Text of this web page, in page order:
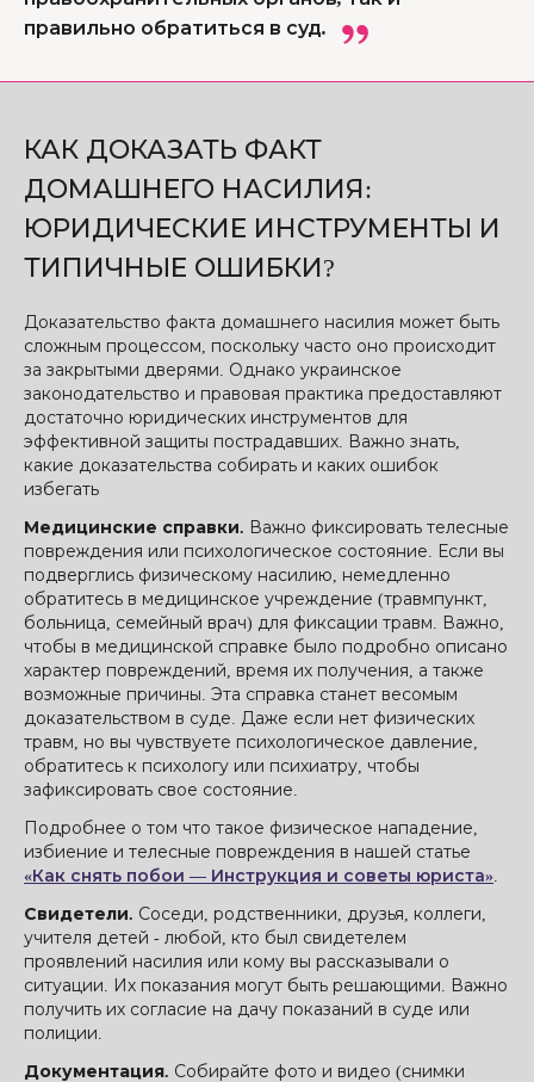
правильно обратиться в суд.
КАК ДОКАЗАТЬ ФАКТ
ДОМАШНЕГО НАСИЛИЯ:
ЮРИДИЧЕСКИЕ ИНСТРУМЕНТЫ И
ТИПИЧНЫЕ ОШИБКИ?
Доказательство факта домашнего насилия может быть
сложным процессом, поскольку часто оно происходит
за закрытыми дверями. Однако украинское
законодательство и правовая практика предоставляют
достаточно юридических инструментов для
эффективной защиты пострадавших. Важно знать,
какие доказательства собирать и каких ошибок
избегать
Медицинские справки. Важно фиксировать телесные
повреждения или психологическое состояние. Если вы
подверглись физическому насилию, немедленно
обратитесь в медицинское учреждение (травмпункт,
больница, семейный врач) для фиксации травм. Важно,
чтобы в медицинской справке было подробно описано
характер повреждений, время их получения, а также
возможные причины. Эта справка станет весомым
доказательством в суде. Даже если нет физических
травм, но вы чувствуете психологическое давление,
обратитесь к психологу или психиатру, чтобы
зафиксировать свое состояние.
Подробнее о том что такое физическое нападение,
избиение и телесные повреждения в нашей статье
«Как снять побои — Инструкция и советы юриста».
Свидетели. Соседи, родственники, друзья, коллеги,
учителя детей - любой, кто был свидетелем
проявлений насилия или кому вы рассказывали о
ситуации. Их показания могут быть решающими. Важно
получить их согласие на дачу показаний в суде или
полиции.
Документация. Собирайте фото и видео (снимки